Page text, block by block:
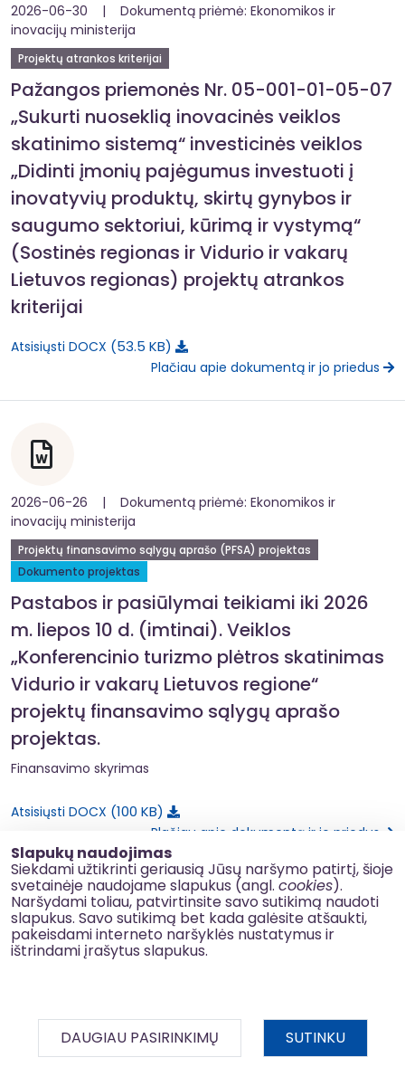
Slapukų naudojimas
Siekdami užtikrinti geriausią Jūsų naršymo patirtį, šioje
svetainėje naudojame slapukus (angl. cookies).
Naršydami toliau, patvirtinsite savo sutikimą naudoti
slapukus. Savo sutikimą bet kada galėsite atšaukti,
pakeisdami interneto naršyklės nustatymus ir
ištrindami įrašytus slapukus.
DAUGIAU PASIRINKIMŲ SUTINKU
2026-06-30 | Dokumentą priėmė: Ekonomikos ir
inovacijų ministerija
Projektų atrankos kriterijai
Pažangos priemonės Nr. 05-001-01-05-07
„Sukurti nuoseklią inovacinės veiklos
skatinimo sistemą“ investicinės veiklos
„Didinti įmonių pajėgumus investuoti į
inovatyvių produktų, skirtų gynybos ir
saugumo sektoriui, kūrimą ir vystymą“
(Sostinės regionas ir Vidurio ir vakarų
Lietuvos regionas) projektų atrankos
kriterijai
Atsisiųsti DOCX 53.5 KB
Plačiau apie dokumentą ir jo priedus
2026-06-26 | Dokumentą priėmė: Ekonomikos ir
inovacijų ministerija
Projektų finansavimo sąlygų aprašo (PFSA) projektas
Dokumento projektas
Pastabos ir pasiūlymai teikiami iki 2026
m. liepos 10 d. (imtinai). Veiklos
„Konferencinio turizmo plėtros skatinimas
Vidurio ir vakarų Lietuvos regione“
projektų finansavimo sąlygų aprašo
projektas.
Finansavimo skyrimas
Atsisiųsti DOCX 100 KB
Plačiau apie dokumentą ir jo priedus
Pastabos teikiamos iki liepos 7 d.